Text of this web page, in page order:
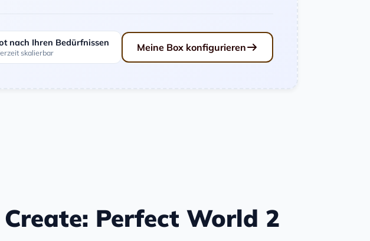
nach Ihren Bedürfnissen
skalierbar Meine Box konfigurieren
Perfect World 2